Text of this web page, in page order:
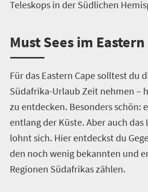
Teleskops in der Südlichen
Must Sees im Eastern
Für das Eastern Cape solltest du
Südafrika-Urlaub Zeit nehmen –
zu entdecken. Besonders schön:
entlang der Küste. Aber auch das
lohnt sich. Hier entdeckst du
den noch wenig bekannten und
Regionen Südafrikas zählen.